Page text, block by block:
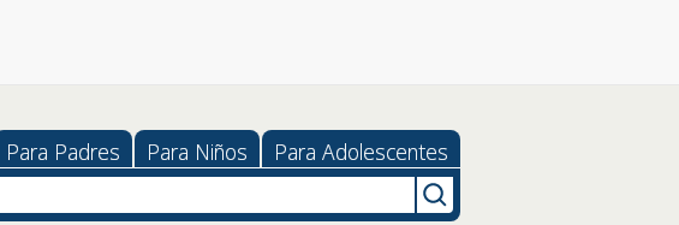
Para Padres Para Niños Para Adolescentes